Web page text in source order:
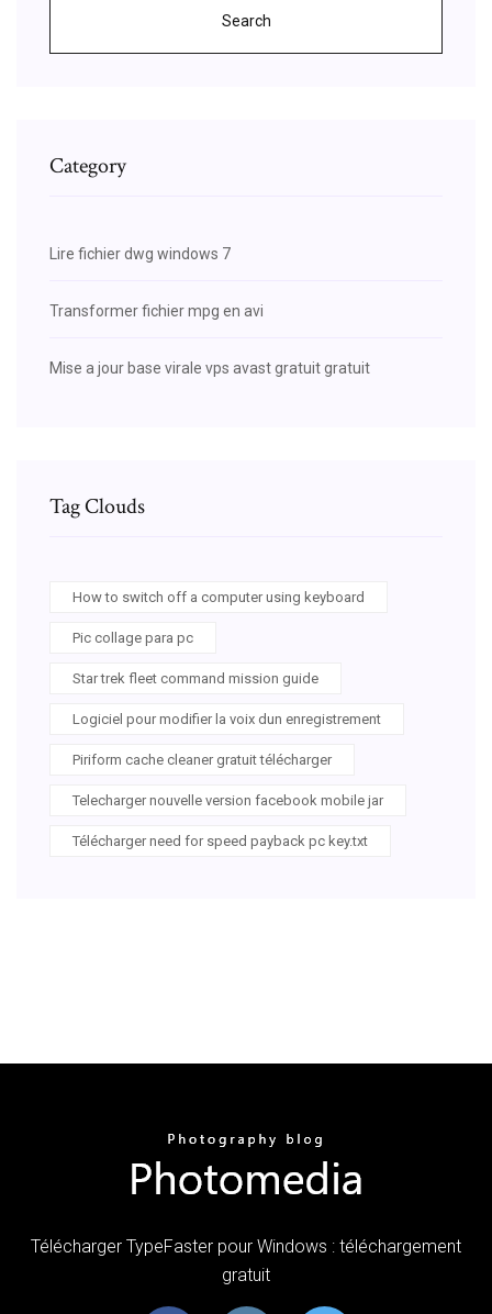
Search
Category
Lire fichier dwg windows 7
Transformer fichier mpg en avi
Mise a jour base virale vps avast gratuit gratuit
Tag Clouds
How to switch off a computer using keyboard
Pic collage para pc
Star trek fleet command mission guide
Logiciel pour modifier la voix dun enregistrement
Piriform cache cleaner gratuit télécharger
Telecharger nouvelle version facebook mobile jar
Télécharger need for speed payback pc key.txt
Télécharger TypeFaster pour Windows : téléchargement
gratuit